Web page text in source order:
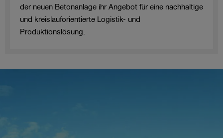
der neuen Betonanlage ihr Angebot für eine nachhaltige
und kreislauforientierte Logistik- und
Produktionslösung.